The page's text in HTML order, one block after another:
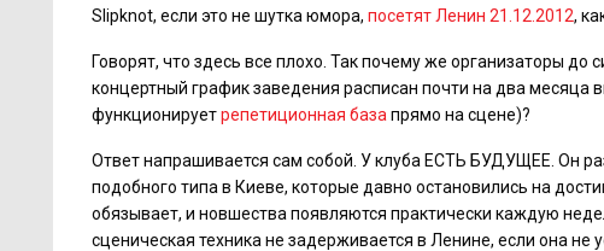
Slipknot, если это не шутка юмора, посетят Ленин 21.12.2012,
Говорят, что здесь все плохо. Так почему же организаторы
концертный график заведения расписан почти на два месяца
функционируетрепетиционная база прямо на сцене)?
Ответ напрашивается сам собой. У клуба ЕСТЬ БУДУЩЕЕ. Он
подобного типа в Киеве, которые давно остановились на
обязывает, и новшества появляются практически каждую
сценическая техника не задерживается в Ленине, если она не